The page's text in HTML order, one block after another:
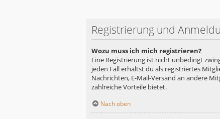
Registrierung und
Wozu muss ich mich registrieren?
Eine Registrierung ist nicht unbedingt
jeden Fall erhältst du als registriertes
Nachrichten, E-Mail-Versand an andere
zahlreiche Vorteile bietet.
Nach oben